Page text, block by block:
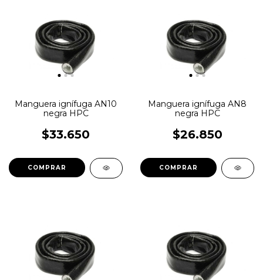
Manguera ignífuga AN10
negra HPC
$33.650
Manguera ignífuga AN8
negra HPC
$26.850